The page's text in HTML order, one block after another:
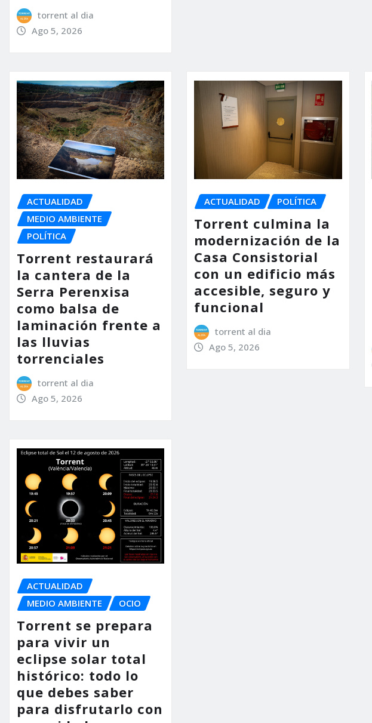
torrent al dia
Ago 5, 2026
ACTUALIDAD
MEDIO AMBIENTE
POLÍTICA
Torrent restaurará
la cantera de la
Serra Perenxisa
como balsa de
laminación frente a
las lluvias
torrenciales
torrent al dia
Ago 5, 2026
ACTUALIDAD POLÍTICA
Torrent culmina la
modernización de la
Casa Consistorial
con un edificio más
accesible, seguro y
funcional
torrent al dia
Ago 5, 2026
ACTUALIDAD
MEDIO AMBIENTE
OCIO
Torrent se prepara
para vivir un
eclipse solar total
histórico: todo lo
que debes saber
para disfrutarlo con